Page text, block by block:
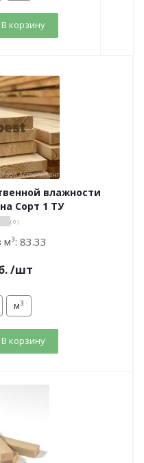
В корзину
влажности
Сорт 1 ТУ
( 0 )
м³: 83.33
/шт
м3
В корзину